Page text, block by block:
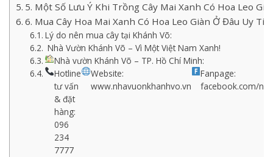
5. Một Số Lưu Ý Khi Trồng Cây Mai Xanh Có Hoa Leo
6. Mua Cây Hoa Mai Xanh Có Hoa Leo Giàn Ở Đâu Uy
Lý do nên mua cây tại Khánh Võ:
Nhà Vườn Khánh Võ – Vì Một Việt Nam Xanh!
Nhà vườn Khánh Võ – TP. Hồ Chí Minh:
Hotline
tư vấn
& đặt
hàng:
096
234
7777
Website:
www.nhavuonkhanhvo.vn
Fanpage:
facebook.com/